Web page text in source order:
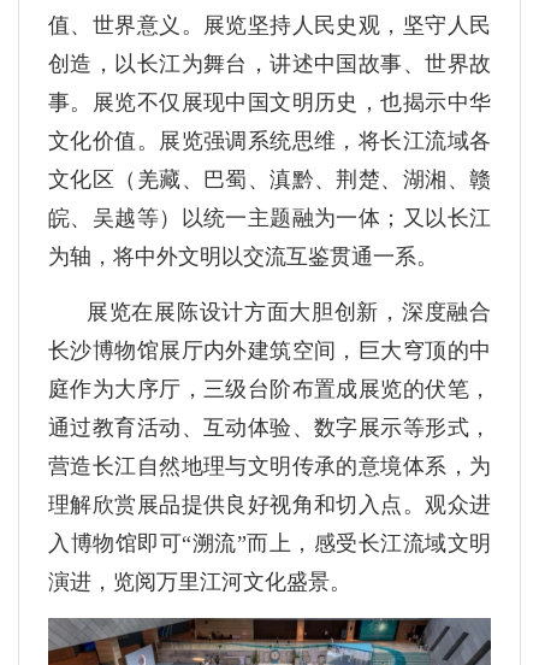
值、世界意义。展览坚持人民史观，坚守人民
创造，以长江为舞台，讲述中国故事、世界故
事。展览不仅展现中国文明历史，也揭示中华
文化价值。展览强调系统思维，将长江流域各
文化区（羌藏、巴蜀、滇黔、荆楚、湖湘、赣
皖、吴越等）以统一主题融为一体；又以长江
为轴，将中外文明以交流互鉴贯通一系。
展览在展陈设计方面大胆创新，深度融合
长沙博物馆展厅内外建筑空间，巨大穹顶的中
庭作为大序厅，三级台阶布置成展览的伏笔，
通过教育活动、互动体验、数字展示等形式，
营造长江自然地理与文明传承的意境体系，为
理解欣赏展品提供良好视角和切入点。观众进
入博物馆即可“溯流”而上，感受长江流域文明
演进，览阅万里江河文化盛景。